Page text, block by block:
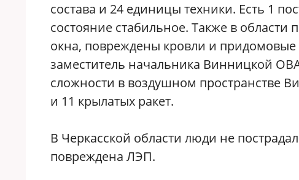
состава и 24 единицы техники. Есть 1
состояние стабильное. Также в
окна, повреждены кровли и
заместитель начальника Винницкой
сложности в воздушном пространстве
и 11 крылатых ракет.
В Черкасской области люди не
повреждена ЛЭП.